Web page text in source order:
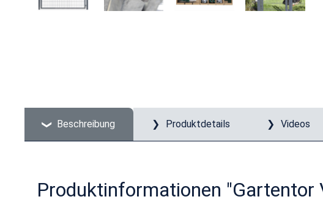
Beschreibung Produktdetails Videos
Produktinformationen "Gartentor